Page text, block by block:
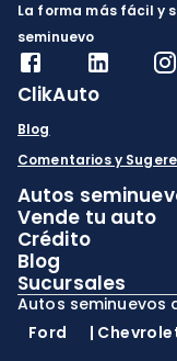
La forma más fácil y
seminuevo
ClikAuto
Blog
Comentarios y
Autos
Vende tu auto
Crédito
Blog
Sucursales
Autos seminuevos
Ford
|